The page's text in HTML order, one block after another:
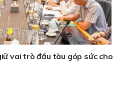
vai trò đầu tàu góp sức cho